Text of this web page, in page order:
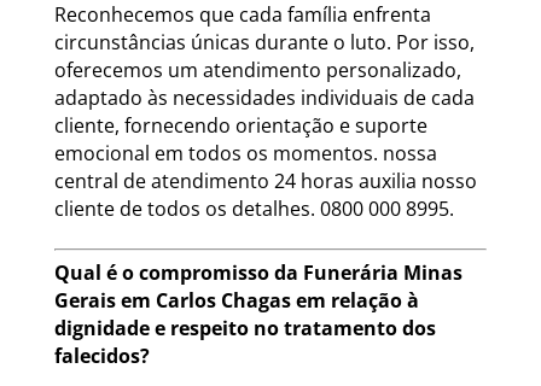
Reconhecemos que cada família enfrenta
circunstâncias únicas durante o luto. Por isso,
oferecemos um atendimento personalizado,
adaptado às necessidades individuais de cada
cliente, fornecendo orientação e suporte
emocional em todos os momentos. nossa
central de atendimento 24 horas auxilia nosso
cliente de todos os detalhes. 0800 000 8995.
Qual é o compromisso da Funerária Minas
Gerais em Carlos Chagas em relação à
dignidade e respeito no tratamento dos
falecidos?